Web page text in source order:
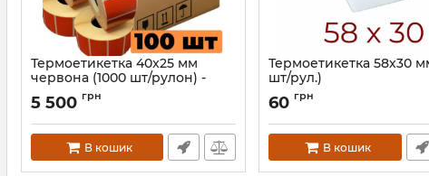
Термоетикетка 40x25 мм
червона (1000 шт/рулон) -
оптом 100 рулонів
Артикул:
5 500 грн
В кошик
Термоетикетка 58х30
шт/рул.)
Артикул:
60 грн
В кошик